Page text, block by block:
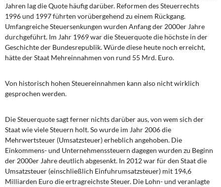
DIE LINKE
Weitere Themen
Memo-Gruppe
Über mich
Kontakt
Jahren lag die Quote häufig darüber. Reformen des Steuerrechts
1996 und 1997 führten vorübergehend zu einem Rückgang.
Umfangreiche Steuersenkungen wurden Anfang der 2000er Jahre
durchgeführt. Im Jahr 1969 war die Steuerquote die höchste in der
Geschichte der Bundesrepublik. Würde diese heute noch erreicht,
hätte der Staat Mehreinnahmen von rund 55 Mrd. Euro.
Von historisch hohen Steuereinnahmen kann also nicht wirklich
gesprochen werden.
Die Steuerquote sagt ferner nichts darüber aus, von wem sich der
Staat wie viele Steuern holt. So wurde im Jahr 2006 die
Mehrwertsteuer (Umsatzsteuer) erheblich angehoben. Die
Einkommens- und Unternehmenssteuern dagegen wurden zu Beginn
der 2000er Jahre deutlich abgesenkt. In 2012 war für den Staat die
Umsatzsteuer (einschließlich Einfuhrumsatzsteuer) mit 194,6
Milliarden Euro die ertragreichste Steuer. Die Lohn- und veranlagte